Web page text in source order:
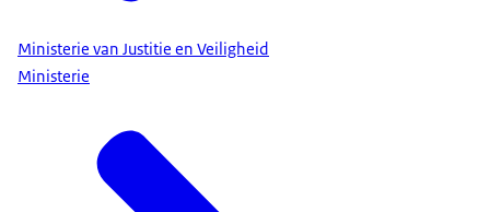
Ministerie van Justitie en Veiligheid
Ministerie